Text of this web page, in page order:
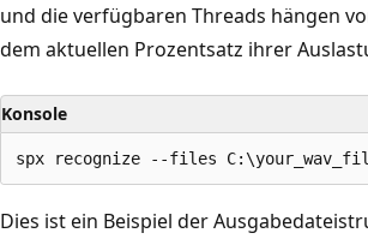
und die verfügbaren Threads hängen
dem aktuellen Prozentsatz ihrer
Konsole
Dies ist ein Beispiel der